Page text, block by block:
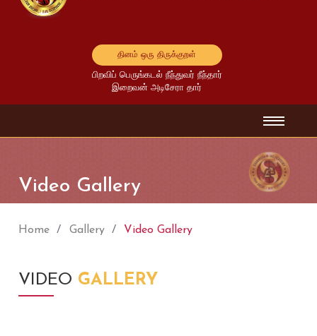
தினம் ஒரு திருக்குறள்
பிறவிப் பெருங்கடல் நீந்துவர் நீந்தார்
இறைவன் அடிசேரா தார்
Video Gallery
Home Gallery Video Gallery
VIDEO GALLERY